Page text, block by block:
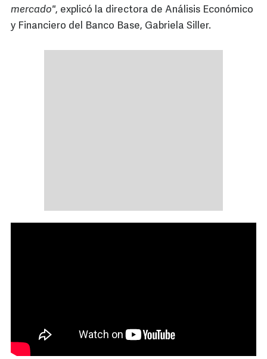
mercado", explicó la directora de Análisis Económico
y Financiero del Banco Base, Gabriela Siller.